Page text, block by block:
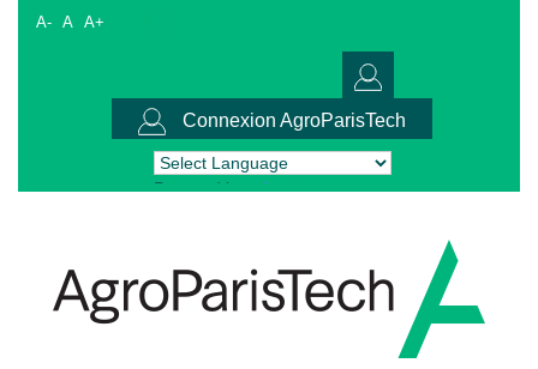
A- A A+
Connexion AgroParisTech
Powered by Translate